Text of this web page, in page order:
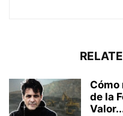
Cómo
de la